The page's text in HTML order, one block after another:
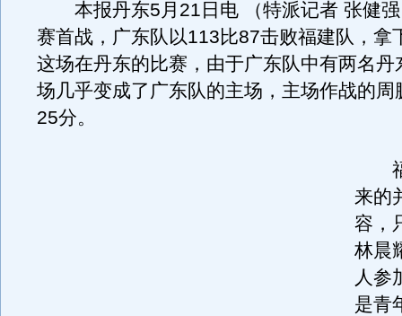
本报丹东5月21日电 （特派记者 张健强
赛首战，广东队以113比87击败福建队，拿
这场在丹东的比赛，由于广东队中有两名丹
场几乎变成了广东队的主场，主场作战的周
25分。
福
来的
容，
林晨
人参
是青